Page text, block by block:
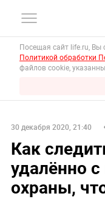
Посещая сайт life.ru, Вы
Политикой обработки
файлов cookie,
30 декабря 2020, 21:40
Как
удалённо
охраны,